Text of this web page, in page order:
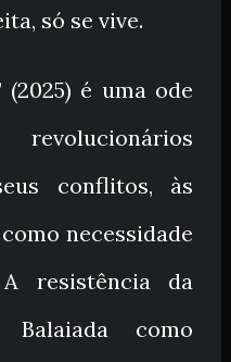
só se vive.
(2025) é uma ode
conflitos, às
necessidade
resistência da
como